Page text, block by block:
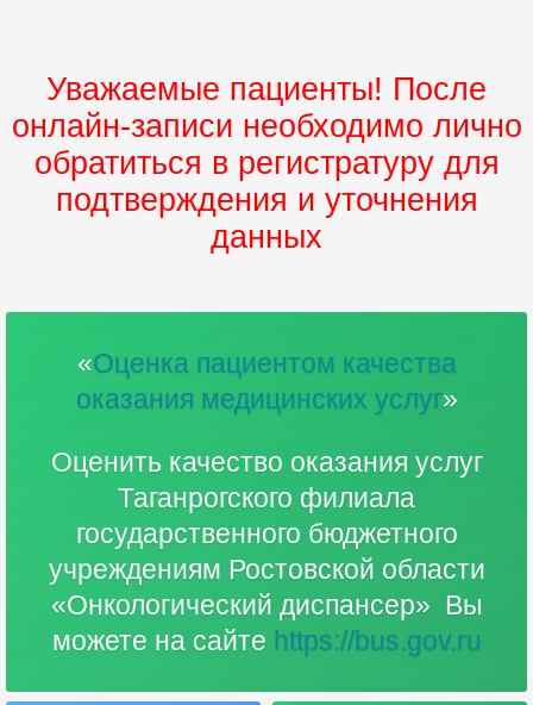
Уважаемые пациенты! После
онлайн-записи необходимо лично
обратиться в регистратуру для
подтверждения и уточнения
данных
«Оценка пациентом качества
оказания медицинских услуг»
Оценить качество оказания услуг
Таганрогского филиала
государственного бюджетного
учреждениям Ростовской области
«Онкологический диспансер» Вы
можете на сайте https://bus.gov.ru